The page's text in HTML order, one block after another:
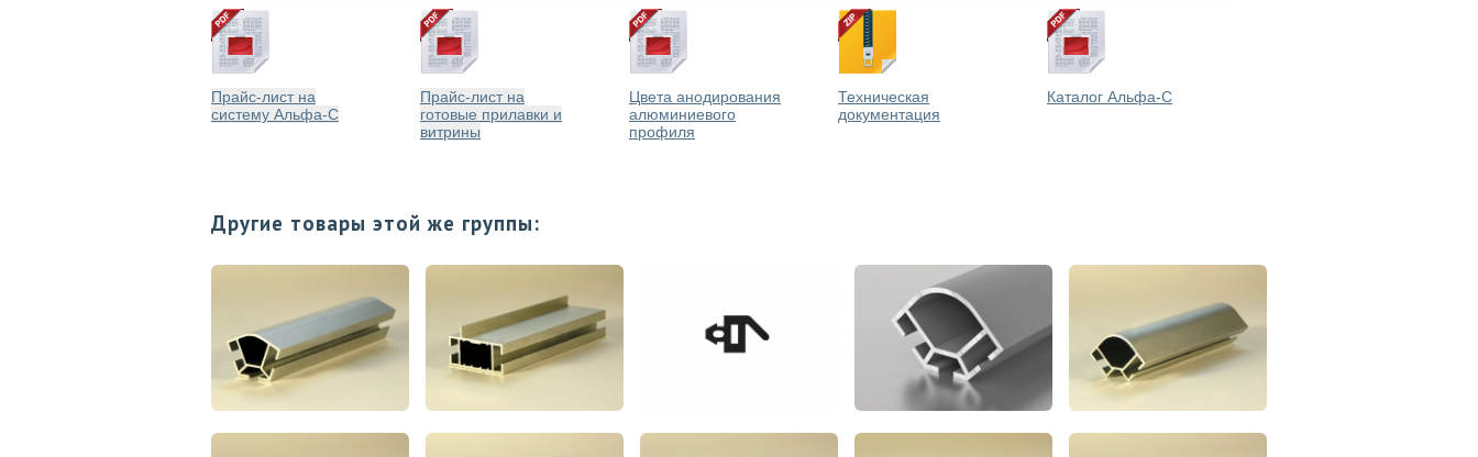
Прайс-лист на
систему Альфа-С
Прайс-лист на
готовые прилавки и
витрины
Цвета анодирования
алюминиевого
профиля
Техническая
документация
Каталог Альфа-С
Другие товары этой же группы: